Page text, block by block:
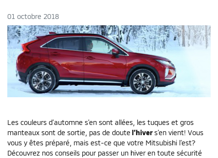
01 octobre 2018
Les couleurs d’automne s’en sont allées, les tuques et gros
manteaux sont de sortie, pas de doute l’hivers’en vient! Vous
vous y êtes préparé, mais est-ce que votre Mitsubishi l’est?
Découvrez nos conseils pour passer un hiver en toute sécurité